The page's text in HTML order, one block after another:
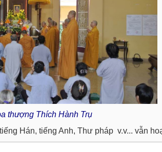
thượng Thích Hành Trụ
Hán, tiếng Anh, Thư pháp v.v... vẫn